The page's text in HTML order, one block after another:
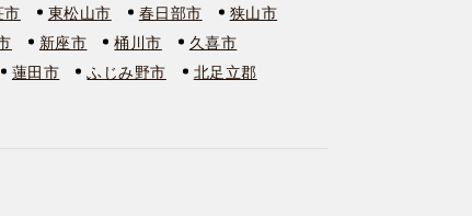
市 東松山市 春日部市
狭山市
新座市 桶川市
久喜市
蓮田市 ふじみ野市
北足立郡